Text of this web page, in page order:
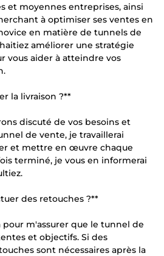
et moyennes entreprises, ainsi
à optimiser ses ventes en
en matière de tunnels de
améliorer une stratégie
vous aider à atteindre vos
la livraison ?**
discuté de vos besoins et
de vente, je travaillerai
et mettre en œuvre chaque
terminé, je vous en informerai
des retouches ?**
pour m'assurer que le tunnel de
et objectifs. Si des
sont nécessaires après la